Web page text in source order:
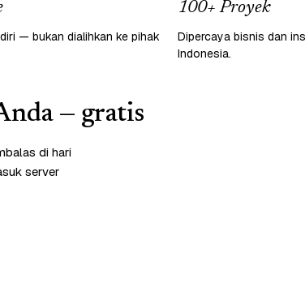
— bukan dialihkan ke pihak
100+ Proyek
Dipercaya bisnis dan
Indonesia.
— gratis
di hari
server